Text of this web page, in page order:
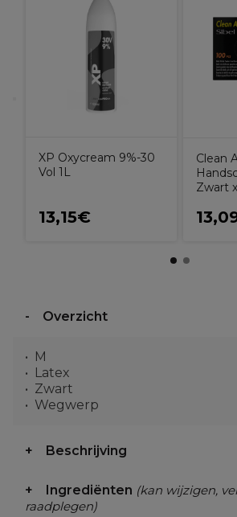
XP Oxycream 9%-30
Vol 1L
13,15€
Clean
Zwart
Overzicht
M
Latex
Zwart
Wegwerp
Beschrijving
Ingrediënten (kan wijzigen,
raadplegen)